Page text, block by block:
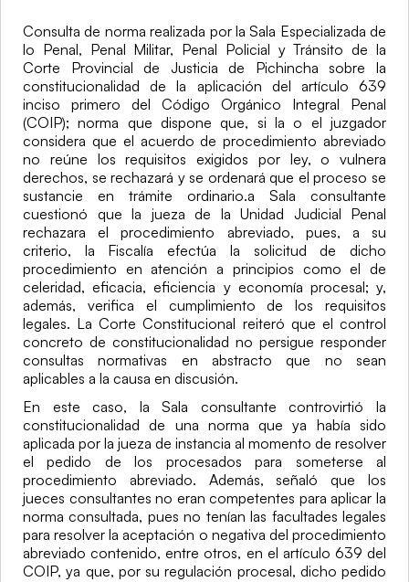
Consulta de norma realizada por la Sala Especializada de
lo Penal, Penal Militar, Penal Policial y Tránsito de la
Corte Provincial de Justicia de Pichincha sobre la
constitucionalidad de la aplicación del artículo 639
inciso primero del Código Orgánico Integral Penal
(COIP); norma que dispone que, si la o el juzgador
considera que el acuerdo de procedimiento abreviado
no reúne los requisitos exigidos por ley, o vulnera
derechos, se rechazará y se ordenará que el proceso se
sustancie en trámite ordinario.a Sala consultante
cuestionó que la jueza de la Unidad Judicial Penal
rechazara el procedimiento abreviado, pues, a su
criterio, la Fiscalía efectúa la solicitud de dicho
procedimiento en atención a principios como el de
celeridad, eficacia, eficiencia y economía procesal; y,
además, verifica el cumplimiento de los requisitos
legales. La Corte Constitucional reiteró que el control
concreto de constitucionalidad no persigue responder
consultas normativas en abstracto que no sean
aplicables a la causa en discusión.
En este caso, la Sala consultante controvirtió la
constitucionalidad de una norma que ya había sido
aplicada por la jueza de instancia al momento de resolver
el pedido de los procesados para someterse al
procedimiento abreviado. Además, señaló que los
jueces consultantes no eran competentes para aplicar la
norma consultada, pues no tenían las facultades legales
para resolver la aceptación o negativa del procedimiento
abreviado contenido, entre otros, en el artículo 639 del
COIP, ya que, por su regulación procesal, dicho pedido